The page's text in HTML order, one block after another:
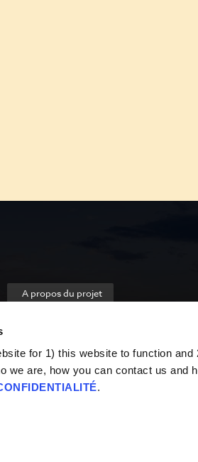
for 1) this website to function
we are, how you can contact us and
.
A propos du projet